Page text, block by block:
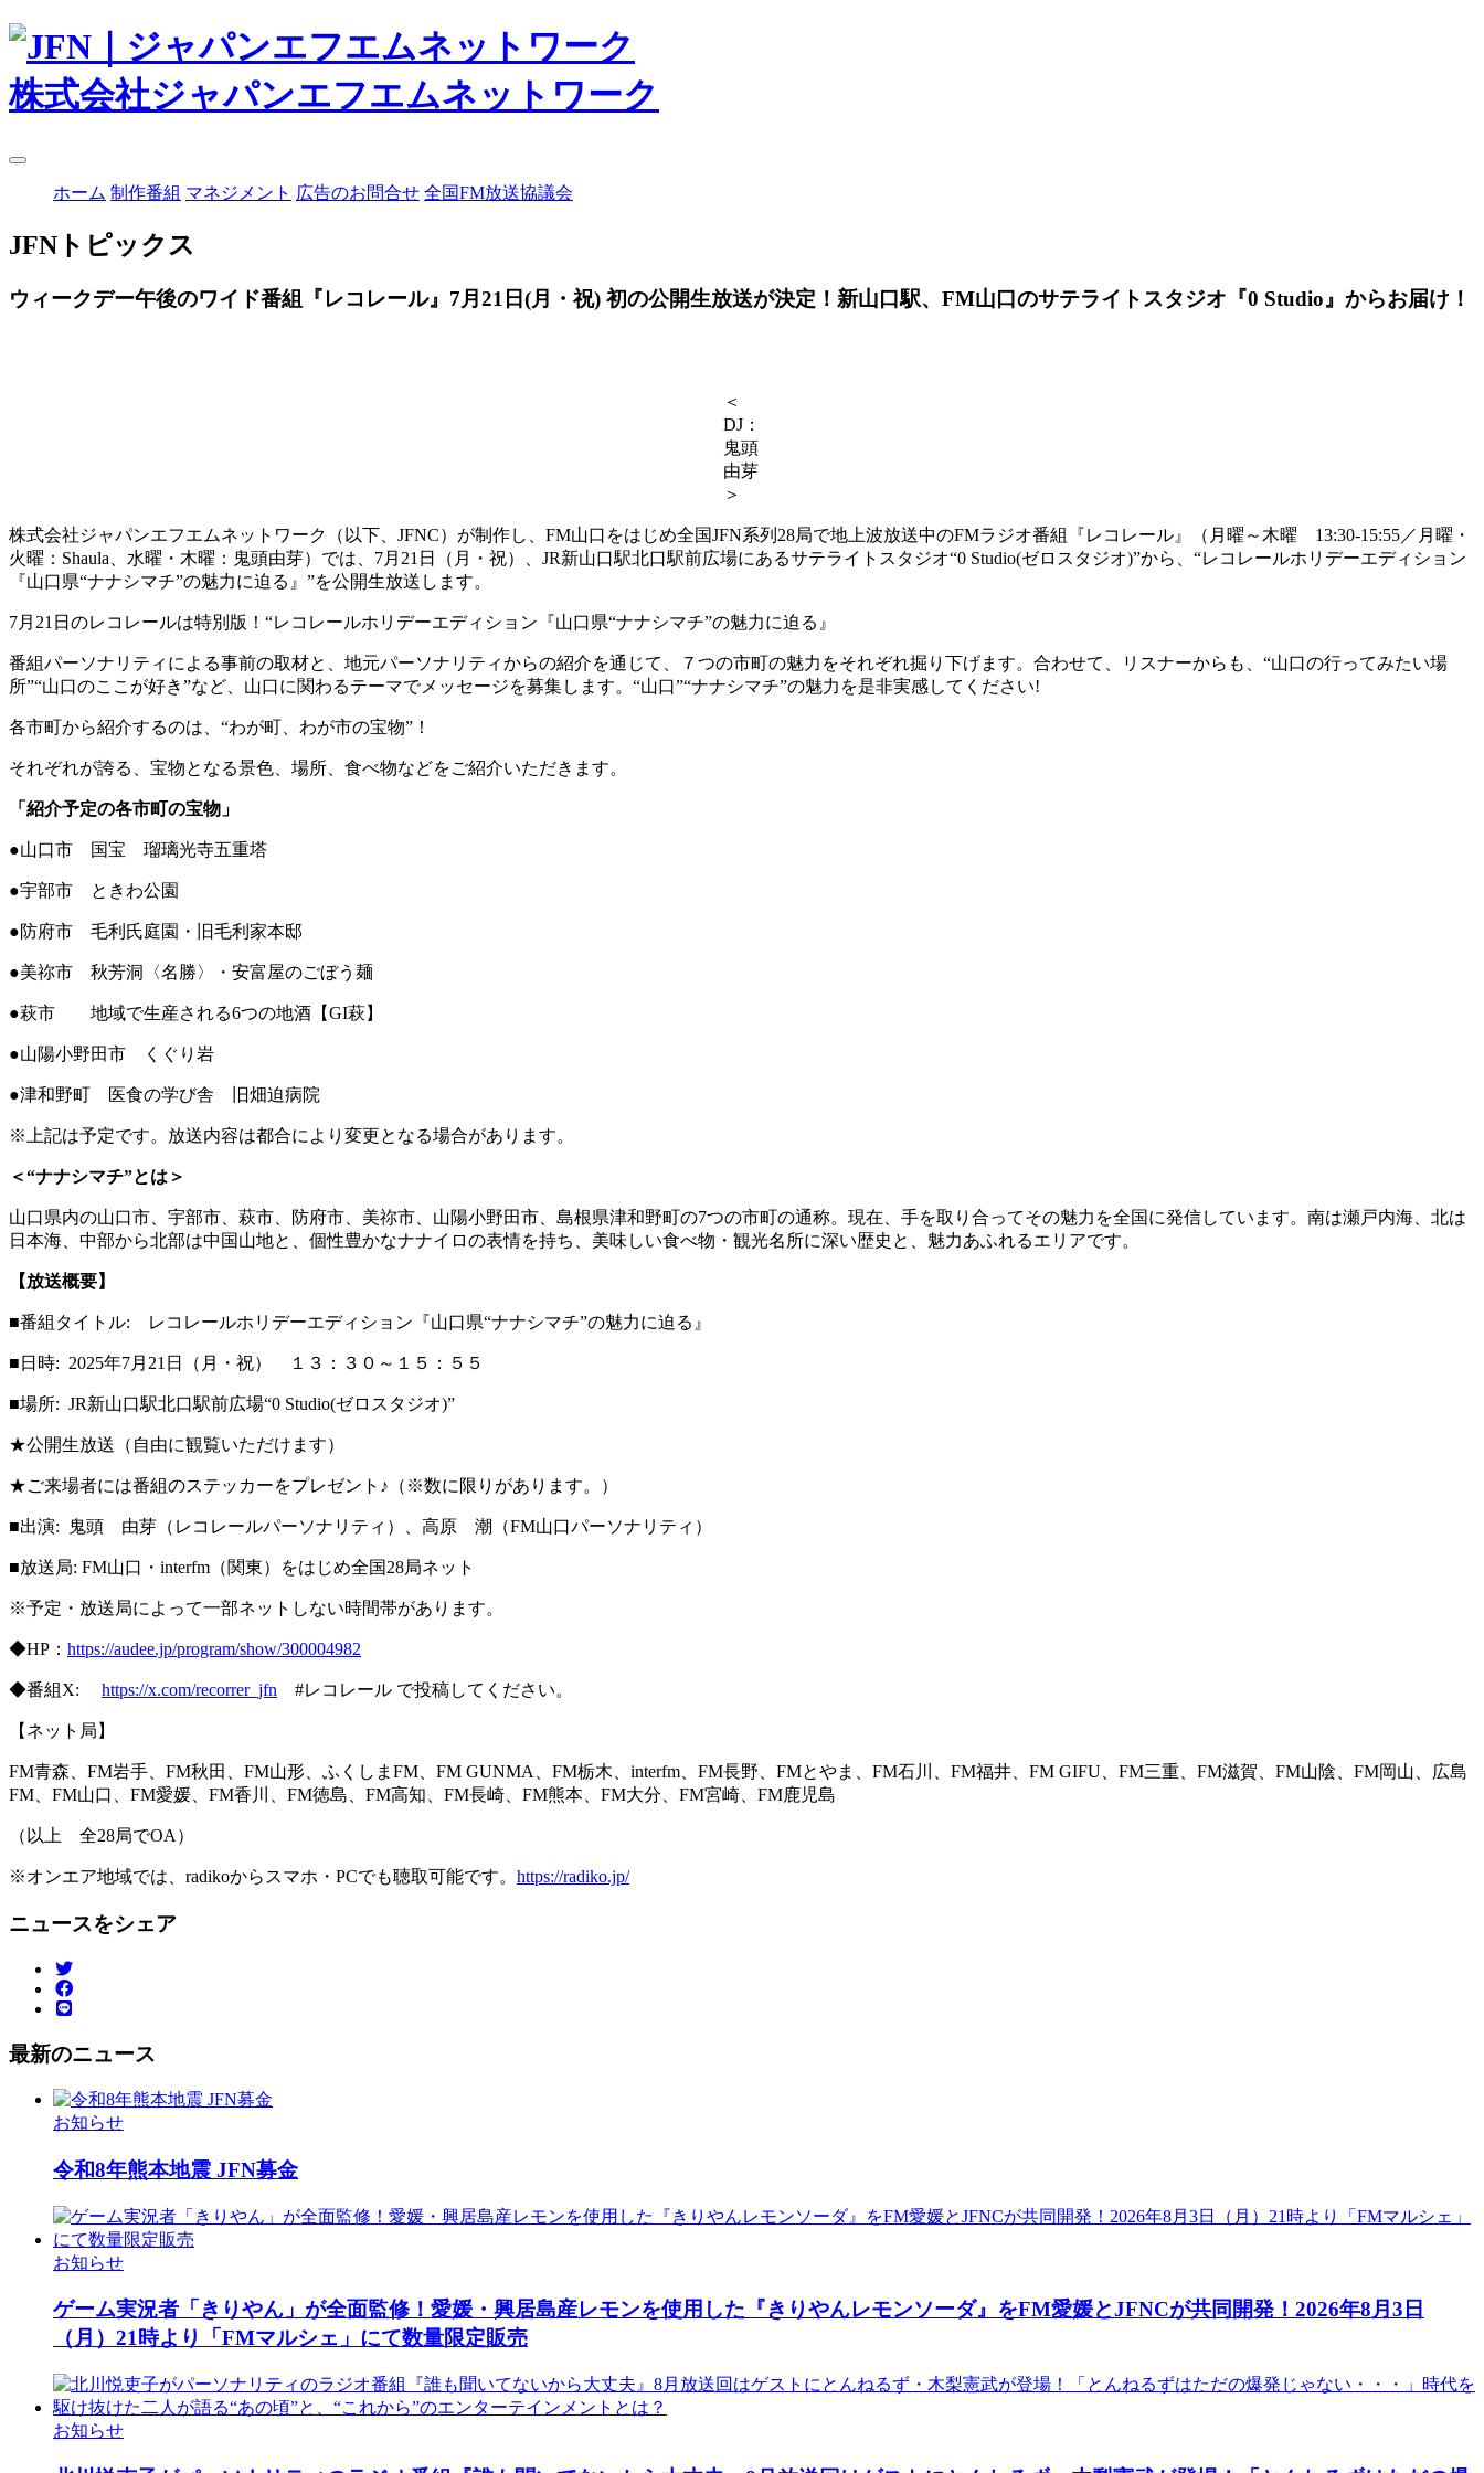
株式会社ジャパンエフエムネットワーク
ホーム 制作番組 マネジメント 広告のお問合せ 全国FM放送協議会
JFNトピックス
ウィークデー午後のワイド番組『レコレール』7月21日(月・祝) 初の公開生放送が決定！新山口駅、FM山口のサテライトスタジオ『0 Studio』からお届け！
＜
DJ：
鬼頭
由芽
＞
株式会社ジャパンエフエムネットワーク（以下、JFNC）が制作し、FM山口をはじめ全国JFN系列28局で地上波放送中のFMラジオ番組『レコレール』（月曜～木曜 13:30-15:55／月曜・
火曜：Shaula、水曜・木曜：鬼頭由芽）では、7月21日（月・祝）、JR新山口駅北口駅前広場にあるサテライトスタジオ“0 Studio(ゼロスタジオ)”から、“レコレールホリデーエディション
『山口県“ナナシマチ”の魅力に迫る』”を公開生放送します。
7月21日のレコレールは特別版！“レコレールホリデーエディション『山口県“ナナシマチ”の魅力に迫る』
番組パーソナリティによる事前の取材と、地元パーソナリティからの紹介を通じて、７つの市町の魅力をそれぞれ掘り下げます。合わせて、リスナーからも、“山口の行ってみたい場
所”“山口のここが好き”など、山口に関わるテーマでメッセージを募集します。“山口”“ナナシマチ”の魅力を是非実感してください!
各市町から紹介するのは、“わが町、わが市の宝物”！
それぞれが誇る、宝物となる景色、場所、食べ物などをご紹介いただきます。
「紹介予定の各市町の宝物」
●山口市 国宝 瑠璃光寺五重塔
●宇部市 ときわ公園
●防府市 毛利氏庭園・旧毛利家本邸
●美祢市 秋芳洞〈名勝〉・安富屋のごぼう麺
●萩市 地域で生産される6つの地酒【GI萩】
●山陽小野田市 くぐり岩
●津和野町 医食の学び舎 旧畑迫病院
※上記は予定です。放送内容は都合により変更となる場合があります。
＜“ナナシマチ”とは＞
山口県内の山口市、宇部市、萩市、防府市、美祢市、山陽小野田市、島根県津和野町の7つの市町の通称。現在、手を取り合ってその魅力を全国に発信しています。南は瀬戸内海、北は
日本海、中部から北部は中国山地と、個性豊かなナナイロの表情を持ち、美味しい食べ物・観光名所に深い歴史と、魅力あふれるエリアです。
【放送概要】
■番組タイトル: レコレールホリデーエディション『山口県“ナナシマチ”の魅力に迫る』
■日時: 2025年7月21日（月・祝） １３：３０～１５：５５
■場所: JR新山口駅北口駅前広場“0 Studio(ゼロスタジオ)”
★公開生放送（自由に観覧いただけます）
★ご来場者には番組のステッカーをプレゼント♪（※数に限りがあります。）
■出演: 鬼頭 由芽（レコレールパーソナリティ）、高原 潮（FM山口パーソナリティ）
■放送局: FM山口・interfm（関東）をはじめ全国28局ネット
※予定・放送局によって一部ネットしない時間帯があります。
◆HP： https://audee.jp/program/show/300004982
◆番組X: https://x.com/recorrer_jfn #レコレール で投稿してください。
【ネット局】
FM青森、FM岩手、FM秋田、FM山形、ふくしまFM、FM GUNMA、FM栃木、interfm、FM長野、FMとやま、FM石川、FM福井、FM GIFU、FM三重、FM滋賀、FM山陰、FM岡山、広島
FM、FM山口、FM愛媛、FM香川、FM徳島、FM高知、FM長崎、FM熊本、FM大分、FM宮崎、FM鹿児島
（以上 全28局でOA）
※オンエア地域では、radikoからスマホ・PCでも聴取可能です。 https://radiko.jp/
ニュースをシェア
最新のニュース
お知らせ
令和8年熊本地震 JFN募金
お知らせ
ゲーム実況者「きりやん」が全面監修！愛媛・興居島産レモンを使用した『きりやんレモンソーダ』をFM愛媛とJFNCが共同開発！2026年8月3日
（月）21時より「FMマルシェ」にて数量限定販売
お知らせ